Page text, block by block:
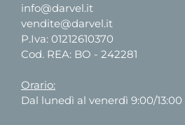
info@darvel.it
vendite@darvel.it
P.Iva: 01212610370
Cod. REA: BO - 242281
Orario:
Dal lunedì al venerdì 9:00/13:00